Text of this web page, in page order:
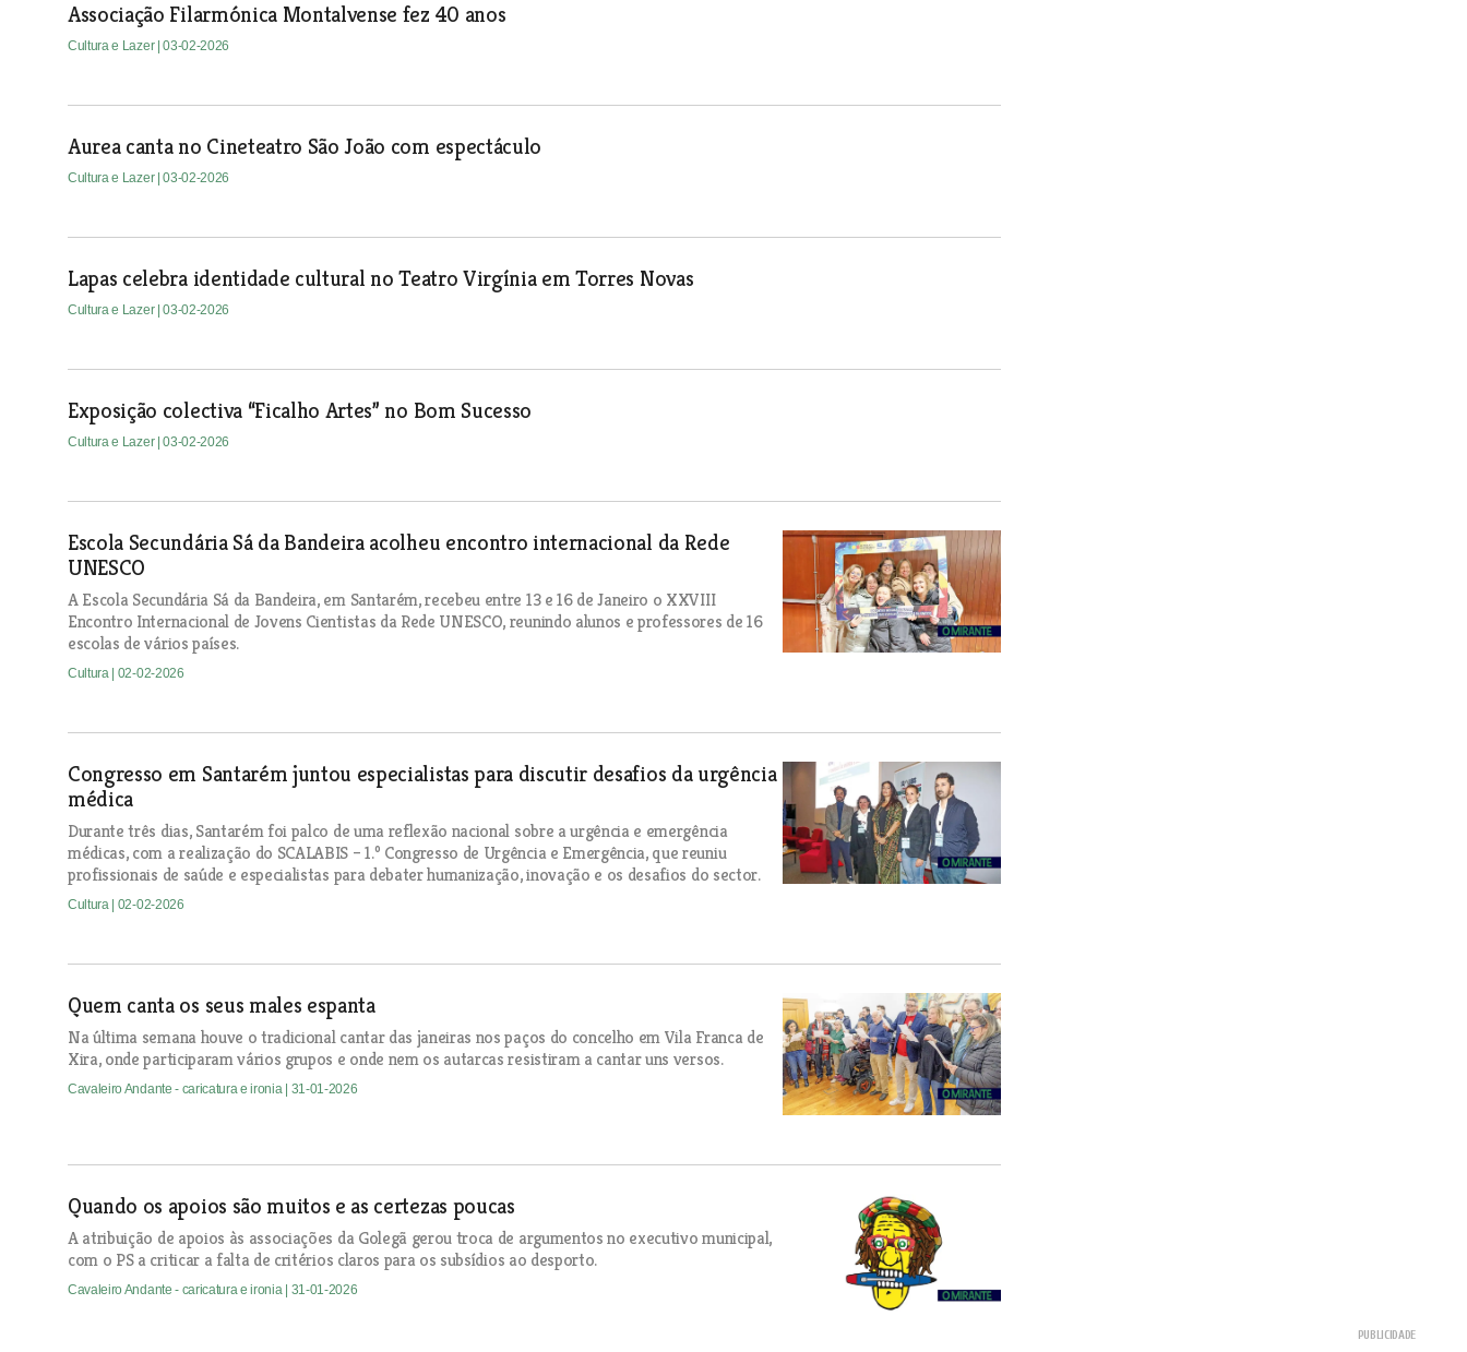
Associação Filarmónica Montalvense fez 40 anos
Cultura e Lazer | 03-02-2026
Aurea canta no Cineteatro São João com espectáculo
Cultura e Lazer | 03-02-2026
Lapas celebra identidade cultural no Teatro Virgínia em Torres Novas
Cultura e Lazer | 03-02-2026
Exposição colectiva “Ficalho Artes” no Bom Sucesso
Cultura e Lazer | 03-02-2026
Escola Secundária Sá da Bandeira acolheu encontro internacional da Rede
UNESCO
A Escola Secundária Sá da Bandeira, em Santarém, recebeu entre 13 e 16 de Janeiro o XXVIII
Encontro Internacional de Jovens Cientistas da Rede UNESCO, reunindo alunos e professores de 16
escolas de vários países.
Cultura | 02-02-2026
Congresso em Santarém juntou especialistas para discutir desafios da urgência
médica
Durante três dias, Santarém foi palco de uma reflexão nacional sobre a urgência e emergência
médicas, com a realização do SCALABIS – 1.º Congresso de Urgência e Emergência, que reuniu
profissionais de saúde e especialistas para debater humanização, inovação e os desafios do sector.
Cultura | 02-02-2026
Quem canta os seus males espanta
Na última semana houve o tradicional cantar das janeiras nos paços do concelho em Vila Franca de
Xira, onde participaram vários grupos e onde nem os autarcas resistiram a cantar uns versos.
Cavaleiro Andante - caricatura e ironia | 31-01-2026
Quando os apoios são muitos e as certezas poucas
A atribuição de apoios às associações da Golegã gerou troca de argumentos no executivo municipal,
com o PS a criticar a falta de critérios claros para os subsídios ao desporto.
Cavaleiro Andante - caricatura e ironia | 31-01-2026